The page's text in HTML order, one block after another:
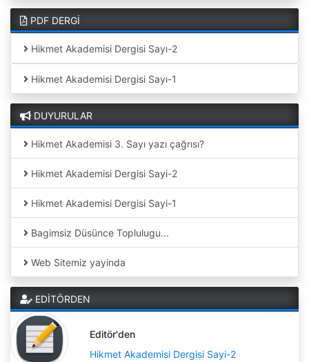
PDF DERGİ
Hikmet Akademisi Dergisi Sayı-2
Hikmet Akademisi Dergisi Sayı-1
DUYURULAR
Hikmet Akademisi 3. Sayı yazı çağrısı?
Hikmet Akademisi Dergisi Sayi-2
Hikmet Akademisi Dergisi Sayi-1
Bagimsiz Düsünce Toplulugu...
Web Sitemiz yayinda
EDİTÖRDEN
Editör'den
Hikmet Akademisi Dergisi Sayi-2